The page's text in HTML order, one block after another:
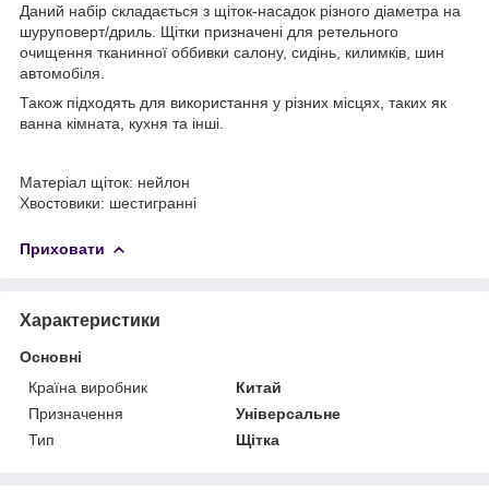
Даний набір складається з щіток-насадок різного діаметра на
шуруповерт/дриль. Щітки призначені для ретельного
очищення тканинної оббивки салону, сидінь, килимків, шин
автомобіля.
Також підходять для використання у різних місцях, таких як
ванна кімната, кухня та інші.
Матеріал щіток: нейлон
Хвостовики: шестигранні
Приховати
Характеристики
Основні
Країна виробник
Китай
Призначення
Універсальне
Тип
Щітка